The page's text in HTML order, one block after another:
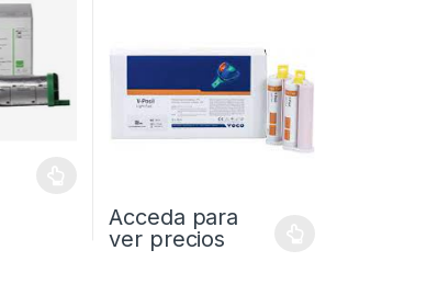
Acceda para
ver precios